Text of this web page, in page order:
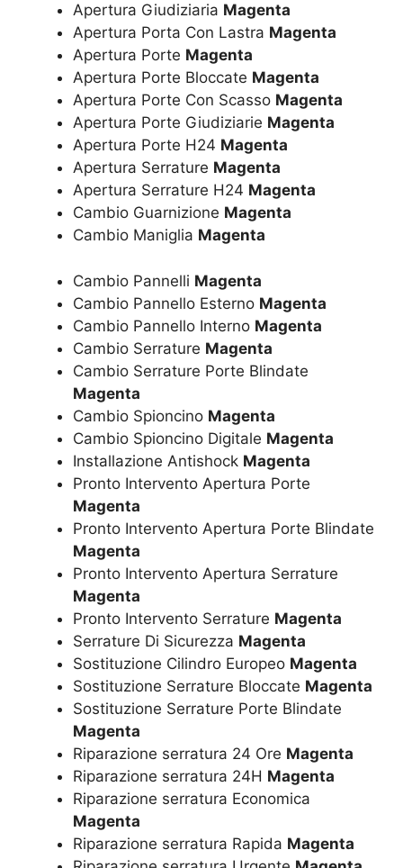
Apertura Giudiziaria Magenta
Apertura Porta Con Lastra Magenta
Apertura Porte Magenta
Apertura Porte Bloccate Magenta
Apertura Porte Con Scasso Magenta
Apertura Porte Giudiziarie Magenta
Apertura Porte H24 Magenta
Apertura Serrature Magenta
Apertura Serrature H24 Magenta
Cambio Guarnizione Magenta
Cambio Maniglia Magenta
Cambio Pannelli Magenta
Cambio Pannello Esterno Magenta
Cambio Pannello Interno Magenta
Cambio Serrature Magenta
Cambio Serrature Porte Blindate
Magenta
Cambio Spioncino Magenta
Cambio Spioncino Digitale Magenta
Installazione Antishock Magenta
Pronto Intervento Apertura Porte
Magenta
Pronto Intervento Apertura Porte Blindate
Magenta
Pronto Intervento Apertura Serrature
Magenta
Pronto Intervento Serrature Magenta
Serrature Di Sicurezza Magenta
Sostituzione Cilindro Europeo Magenta
Sostituzione Serrature Bloccate Magenta
Sostituzione Serrature Porte Blindate
Magenta
Riparazione serratura 24 Ore Magenta
Riparazione serratura 24H Magenta
Riparazione serratura Economica
Magenta
Riparazione serratura Rapida Magenta